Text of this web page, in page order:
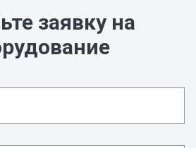
заявку на